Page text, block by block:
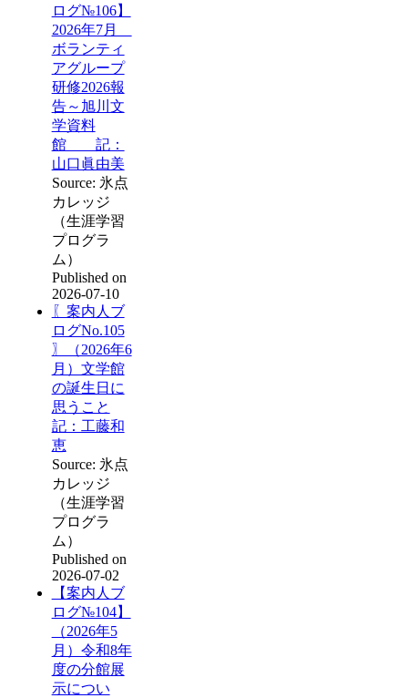
ログ№106】
2026年7月
ボランティ
アグループ
研修2026報
告～旭川文
学資料
館 記：
山口眞由美
Source: 氷点
カレッジ
（生涯学習
プログラ
ム）
Published on
2026-07-10
〖案内人ブ
ログNo.105
〗（2026年6
月）文学館
の誕生日に
思うこと
記：工藤和
恵
Source: 氷点
カレッジ
（生涯学習
プログラ
ム）
Published on
2026-07-02
【案内人ブ
ログ№104】
（2026年5
月）令和8年
度の分館展
示につい